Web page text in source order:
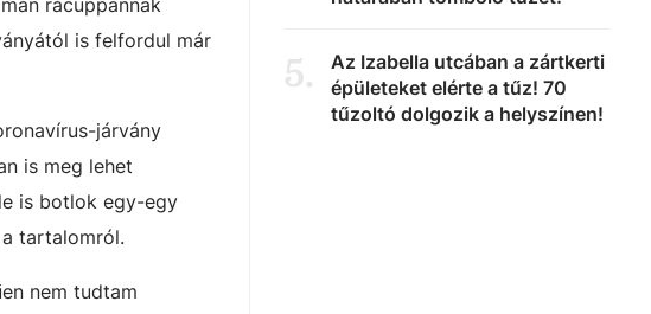
rácuppannak
is felfordul már
járvány
is meg lehet
is botlok egy-egy
tartalomról.
nem tudtam
5.
Az Izabella utcában a zártkerti
épületeket elérte a tűz! 70
tűzoltó dolgozik a helyszínen!